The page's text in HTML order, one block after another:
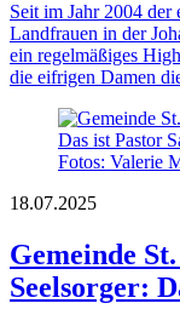
Seit im Jahr 2004
Landfrauen in der
ein regelmäßiges
die eifrigen Damen
Fotos: Valerie
18.07.2025
Gemeinde
Seelsorger: